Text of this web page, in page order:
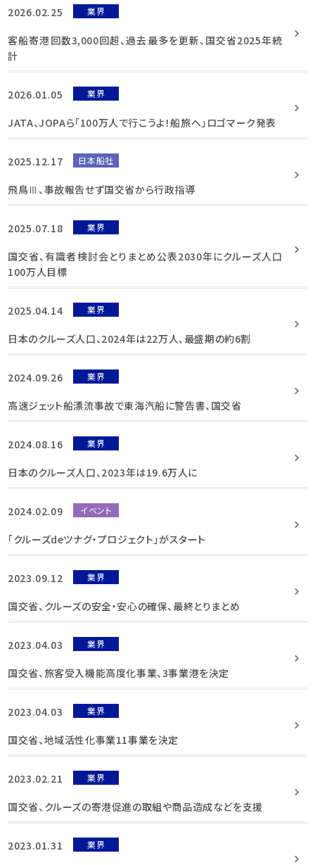
2026.02.25 業界
客船寄港回数3,000回超、過去最多を更新、国交省2025年統
計
2026.01.05 業界
JATA、JOPAら「100万人で行こうよ！船旅へ」ロゴマーク発表
2025.12.17 日本船社
飛鳥Ⅲ、事故報告せず国交省から行政指導
2025.07.18 業界
国交省、有識者検討会とりまとめ公表2030年にクルーズ人口
100万人目標
2025.04.14 業界
日本のクルーズ人口、2024年は22万人、最盛期の約6割
2024.09.26 業界
高速ジェット船漂流事故で東海汽船に警告書、国交省
2024.08.16 業界
日本のクルーズ人口、2023年は19.6万人に
2024.02.09 イベント
「クルーズdeツナグ・プロジェクト」がスタート
2023.09.12 業界
国交省、クルーズの安全・安心の確保、最終とりまとめ
2023.04.03 業界
国交省、旅客受入機能高度化事業、3事業港を決定
2023.04.03 業界
国交省、地域活性化事業11事業を決定
2023.02.21 業界
国交省、クルーズの寄港促進の取組や商品造成などを支援
2023.01.31 業界